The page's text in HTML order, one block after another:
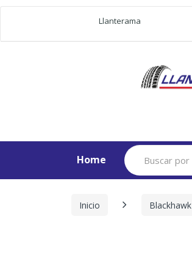
Llanterama
Home
Search
for:
Inicio Blackhawk